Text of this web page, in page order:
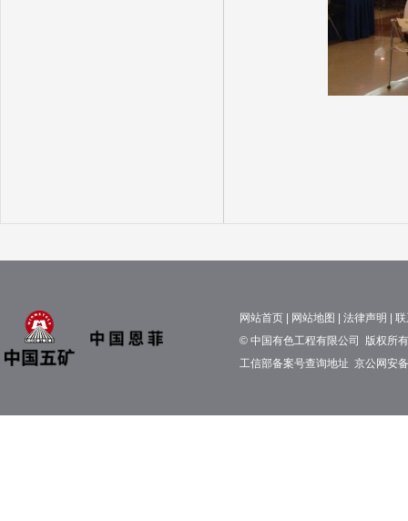
网站首页 网站地图 法律声明
© 中国有色工程有限公司 版权所
工信部备案号查询地址 京公网安